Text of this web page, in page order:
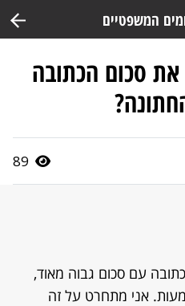
המשפטיים
סכום הכתובה
89
עם סכום גבוה מאוד,
אני מתחרט על זה